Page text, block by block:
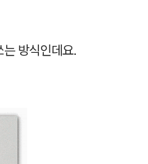
방식인데요.